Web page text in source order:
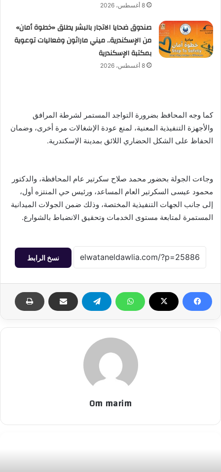
8 أغسطس، 2026
صندوق ضحايا الاتجار بالبشر يطلق «خطوة أمان»
من الإسكندرية.. ميني ماراثون وفعاليات توعوية
بمكتبة الإسكندرية
8 أغسطس، 2026
كما وجه المحافظ بضرورة التواجد المستمر لشرطة المرافق
والأجهزة التنفيذية المعنية، لمنع عودة الإشغالات مرة أخرى، وضمان
الحفاظ على الشكل الحضاري اللائق بمدينة الإسكندرية.
وجاءت الجولة بحضور محمد صلاح سكرتير عام المحافظة، والدكتور
محمود عيسى السكرتير العام المساعد، ورئيس حي المنتزه أول،
إلى جانب الجهات التنفيذية المختصة، وذلك ضمن الجولات الميدانية
المستمرة لمتابعة مستوى الخدمات وتحقيق الانضباط بالشوارع.
نسخ الرابط
Om marim